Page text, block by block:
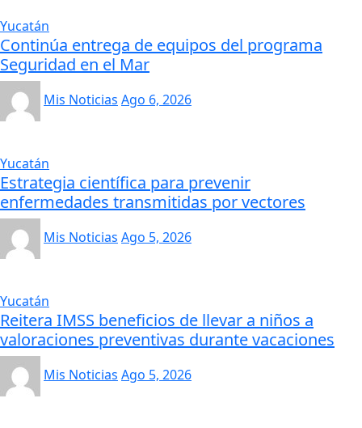
Yucatán
Continúa entrega de equipos del programa
Seguridad en el Mar
Mis Noticias Ago 6, 2026
Yucatán
Estrategia científica para prevenir
enfermedades transmitidas por vectores
Mis Noticias Ago 5, 2026
Yucatán
Reitera IMSS beneficios de llevar a niños a
valoraciones preventivas durante vacaciones
Mis Noticias Ago 5, 2026